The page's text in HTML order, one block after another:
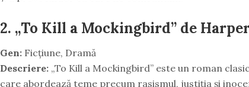
2. „To Kill a Mockingbird” de
Gen:Ficțiune, Dramă
Descriere:„To Kill a Mockingbird” este un roman
care abordează teme precum rasismul, justiția și